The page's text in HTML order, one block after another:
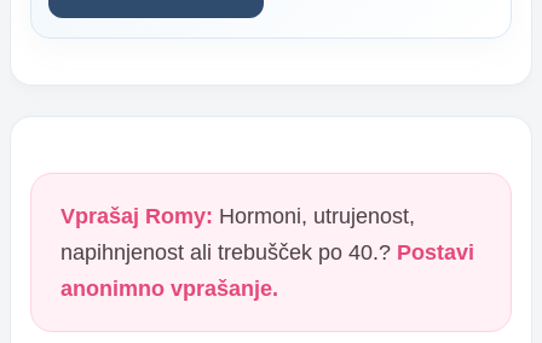
Vprašaj Romy: Hormoni, utrujenost,
napihnjenost ali trebušček po 40.? Postavi
anonimno vprašanje.